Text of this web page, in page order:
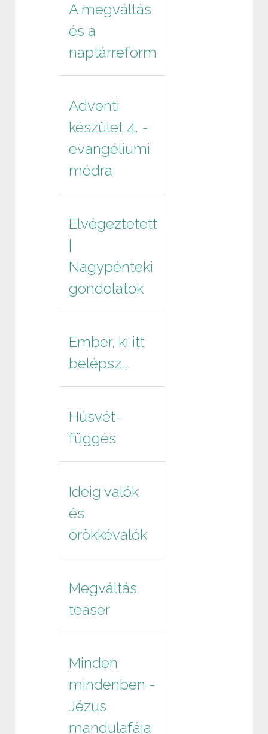
A megváltás
és a
naptárreform
Adventi
készület 4. -
evangéliumi
módra
Elvégeztetett
Nagypénteki
gondolatok
Ember, ki itt
belépsz...
Húsvét-
függés
Ideig valók
és
örökkévalók
Megváltás
teaser
Minden
mindenben -
Jézus
mandulafája